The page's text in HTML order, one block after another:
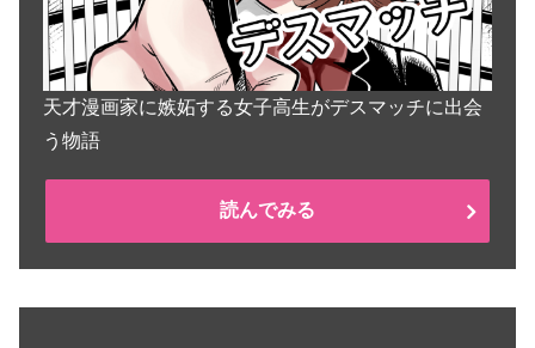
天才漫画家に嫉妬する女子高生がデスマッチに出会
う物語
読んでみる